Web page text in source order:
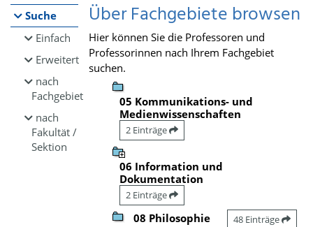
Suche
Einfach
Erweitert
nach
Fachgebiet
nach
Fakultät /
Sektion
Über Fachgebiete browsen
Hier können Sie die Professoren und
Professorinnen nach Ihrem Fachgebiet
suchen.
05 Kommunikations- und
Medienwissenschaften
2 Einträge
06 Information und
Dokumentation
2 Einträge
08 Philosophie 48 Einträge